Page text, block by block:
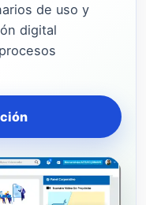
de uso y
digital